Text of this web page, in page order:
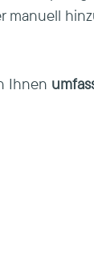
manuell
Ihnen